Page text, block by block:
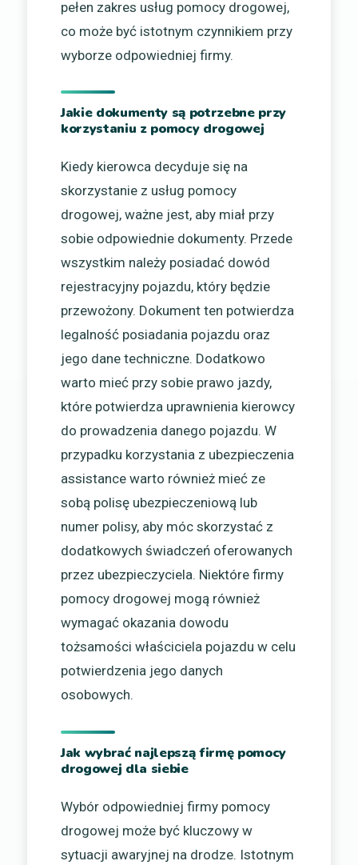
pełen zakres usług pomocy drogowej,
co może być istotnym czynnikiem przy
wyborze odpowiedniej firmy.
Jakie dokumenty są potrzebne przy
korzystaniu z pomocy drogowej
Kiedy kierowca decyduje się na
skorzystanie z usług pomocy
drogowej, ważne jest, aby miał przy
sobie odpowiednie dokumenty. Przede
wszystkim należy posiadać dowód
rejestracyjny pojazdu, który będzie
przewożony. Dokument ten potwierdza
legalność posiadania pojazdu oraz
jego dane techniczne. Dodatkowo
warto mieć przy sobie prawo jazdy,
które potwierdza uprawnienia kierowcy
do prowadzenia danego pojazdu. W
przypadku korzystania z ubezpieczenia
assistance warto również mieć ze
sobą polisę ubezpieczeniową lub
numer polisy, aby móc skorzystać z
dodatkowych świadczeń oferowanych
przez ubezpieczyciela. Niektóre firmy
pomocy drogowej mogą również
wymagać okazania dowodu
tożsamości właściciela pojazdu w celu
potwierdzenia jego danych
osobowych.
Jak wybrać najlepszą firmę pomocy
drogowej dla siebie
Wybór odpowiedniej firmy pomocy
drogowej może być kluczowy w
sytuacji awaryjnej na drodze. Istotnym